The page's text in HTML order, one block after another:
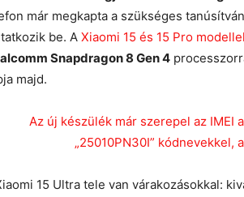
már megkapta a szükséges
be. A Xiaomi 15 és 15 Pro
Snapdragon 8 Gen 4
majd.
15 Ultra tele van várakozásokkal: